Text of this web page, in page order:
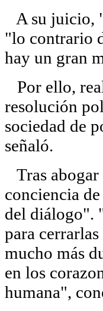
A su juicio,
"lo contrario
hay un gran
Por ello,
resolución
sociedad de
señaló.
Tras
conciencia
del diálogo".
para
mucho más
en los
humana",